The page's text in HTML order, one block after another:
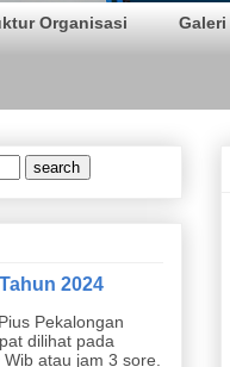
Organisasi Galeri
2024
Pekalongan
dilihat pada
atau jam 3 sore.